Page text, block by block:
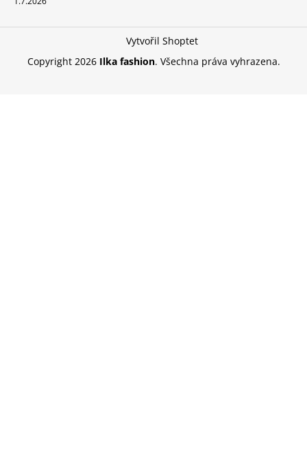
Vytvořil Shoptet
Copyright 2026 Ilka fashion. Všechna práva vyhrazena.